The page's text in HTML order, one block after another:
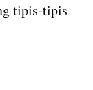
tipis-tipis